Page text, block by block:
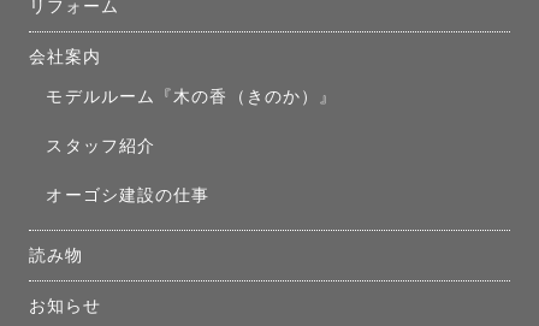
リフォーム
会社案内
モデルルーム『木の香（きのか）』
スタッフ紹介
オーゴシ建設の仕事
読み物
お知らせ